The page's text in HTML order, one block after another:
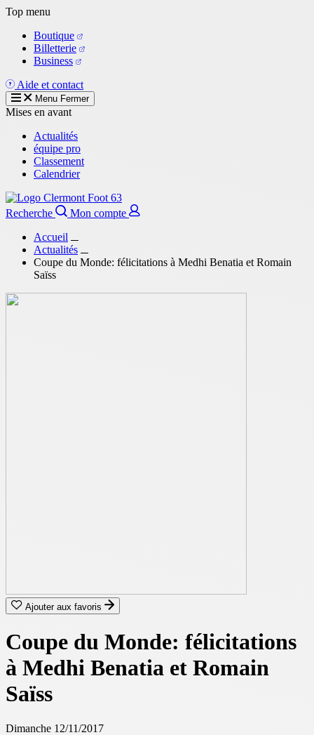
Aller
contenu
principal
Top menu
Boutique
Billetterie
Business
Aide et contact
Menu Fermer
Mises en avant
Actualités
équipe pro
Classement
Calendrier
Recherche
Mon compte
Accueil
Actualités
Coupe du Monde: félicitations à Medhi Benatia et Romain
Saïss
Ajouter aux favoris
Coupe du Monde: félicitations
à Medhi Benatia et Romain
Saïss
Dimanche 12/11/2017